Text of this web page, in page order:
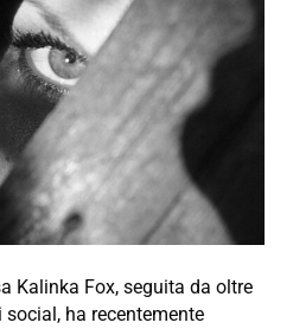
Kalinka Fox, seguita da oltre
ha recentemente